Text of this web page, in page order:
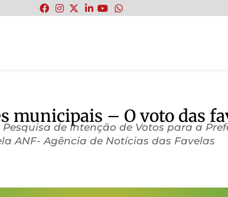
municipais – O voto das
de Intenção de Votos para a
ANF- Agência de Notícias das Favelas